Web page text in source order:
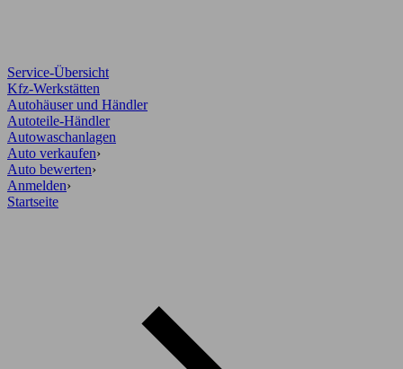
Service-Übersicht
Kfz-Werkstätten
Autohäuser und Händler
Autoteile-Händler
Autowaschanlagen
Auto verkaufen›
Auto bewerten›
Anmelden›
Startseite